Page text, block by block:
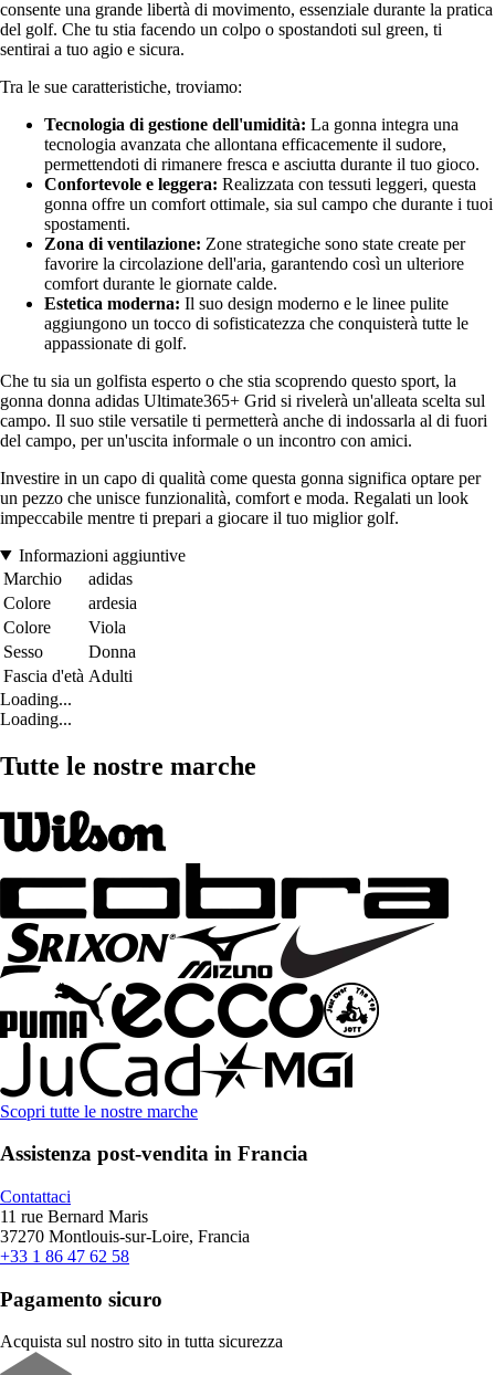
consente una grande libertà di movimento, essenziale durante la pratica
del golf. Che tu stia facendo un colpo o spostandoti sul green, ti
sentirai a tuo agio e sicura.
Tra le sue caratteristiche, troviamo:
Tecnologia di gestione dell'umidità: La gonna integra una
tecnologia avanzata che allontana efficacemente il sudore,
permettendoti di rimanere fresca e asciutta durante il tuo gioco.
Confortevole e leggera: Realizzata con tessuti leggeri, questa
gonna offre un comfort ottimale, sia sul campo che durante i tuoi
spostamenti.
Zona di ventilazione: Zone strategiche sono state create per
favorire la circolazione dell'aria, garantendo così un ulteriore
comfort durante le giornate calde.
Estetica moderna: Il suo design moderno e le linee pulite
aggiungono un tocco di sofisticatezza che conquisterà tutte le
appassionate di golf.
Che tu sia un golfista esperto o che stia scoprendo questo sport, la
gonna donna adidas Ultimate365+ Grid si rivelerà un'alleata scelta sul
campo. Il suo stile versatile ti permetterà anche di indossarla al di fuori
del campo, per un'uscita informale o un incontro con amici.
Investire in un capo di qualità come questa gonna significa optare per
un pezzo che unisce funzionalità, comfort e moda. Regalati un look
impeccabile mentre ti prepari a giocare il tuo miglior golf.
Informazioni aggiuntive
Marchio
adidas
Colore
ardesia
Colore
Viola
Sesso
Donna
Fascia d'età Adulti
Loading...
Loading...
Tutte le nostre marche
Scopri tutte le nostre marche
Assistenza post-vendita in Francia
Contattaci
11 rue Bernard Maris
37270 Montlouis-sur-Loire, Francia
+33 1 86 47 62 58
Pagamento sicuro
Acquista sul nostro sito in tutta sicurezza